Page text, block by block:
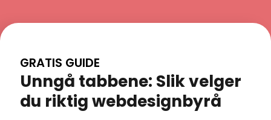
av prosjektets
tilbakemeldinger
fra deg.
på
kostnader.
Vi tilbyr
ulike
kontaktperson, en
tydelig prosess
viser hva andre
opplevd
GRATIS GUIDE
Unngå tabbene: Slik velger
du riktig webdesignbyrå